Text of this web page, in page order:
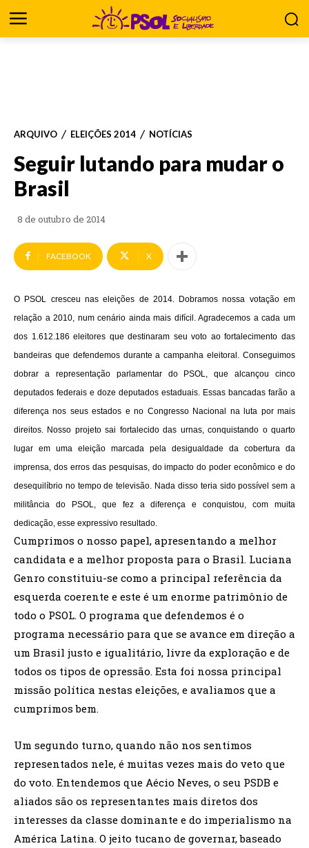
ARQUIVO ELEIÇÕES 2014 NOTÍCIAS
Seguir lutando para mudar o
Brasil
8 de outubro de 2014
FACEBOOK X
O PSOL cresceu nas eleições de 2014. Dobramos nossa votação em
relação a 2010, num cenário ainda mais difícil. Agradecemos a cada um
dos 1.612.186 eleitores que destinaram seu voto ao fortalecimento das
bandeiras que defendemos durante a campanha eleitoral. Conseguimos
dobrar a representação parlamentar do PSOL, que alcançou cinco
deputados federais e doze deputados estaduais. Essas bancadas farão a
diferença nos seus estados e no Congresso Nacional na luta por mais
direitos. Nosso projeto sai fortalecido das urnas, conquistando o quarto
lugar em uma eleição marcada pela desigualdade da cobertura da
imprensa, dos erros das pesquisas, do impacto do poder econômico e do
desequilíbrio no tempo de televisão. Nada disso teria sido possível sem a
militância do PSOL, que fez a diferença e conquistou, com muita
dedicação, esse expressivo resultado.
Cumprimos o nosso papel, apresentando a melhor
candidata e a melhor proposta para o Brasil. Luciana
Genro constituiu-se como a principal referência da
esquerda coerente e este é um enorme patrimônio de
todo o PSOL. O programa que defendemos é o
programa necessário para que se avance em direção a
um Brasil justo e igualitário, livre da exploração e de
todos os tipos de opressão. Esta foi nossa principal
missão política nestas eleições, e avaliamos que a
cumprimos bem.
Um segundo turno, quando não nos sentimos
representados nele, é muitas vezes mais do veto que
do voto. Entendemos que Aécio Neves, o seu PSDB e
aliados são os representantes mais diretos dos
interesses da classe dominante e do imperialismo na
América Latina. O jeito tucano de governar, baseado